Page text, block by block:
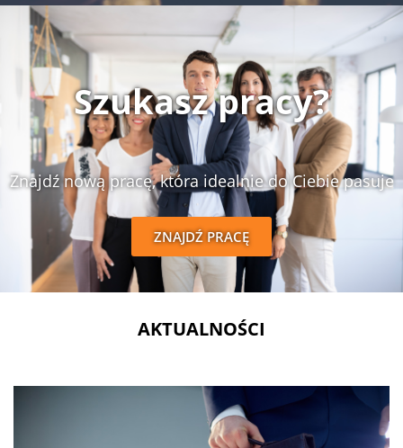
Szukasz pracy?
Znajdź nową pracę, która idealnie do Ciebie pasuje
ZNAJDŹ PRACĘ
AKTUALNOŚCI